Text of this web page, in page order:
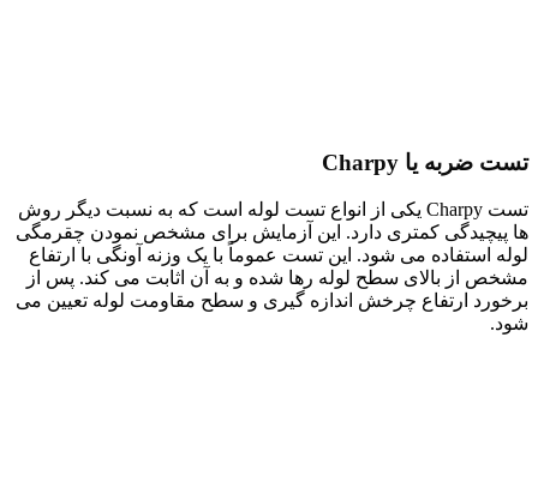
تست ضربه یا Charpy
تست Charpy یکی از انواع تست لوله است که به نسبت دیگر روش
ها پیچیدگی کمتری دارد. این آزمایش برای مشخص نمودن چقرمگی
لوله استفاده می شود. این تست عموماً با یک وزنه آونگی با ارتفاع
مشخص از بالای سطح لوله رها شده و به آن اثابت می کند. پس از
برخورد ارتفاع چرخش اندازه گیری و سطح مقاومت لوله تعیین می
شود.